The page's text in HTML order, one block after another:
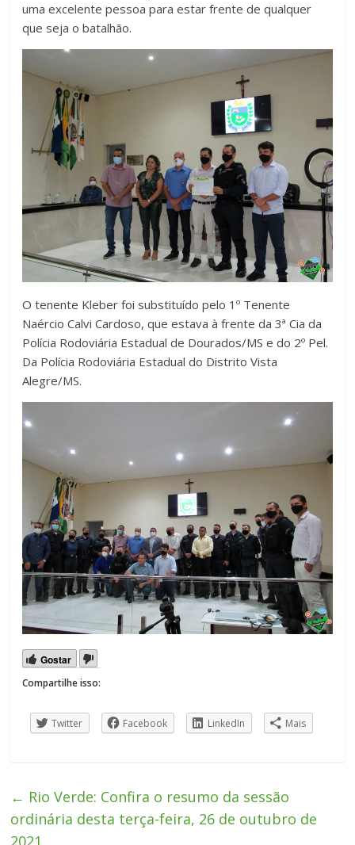
uma excelente pessoa para estar frente de qualquer
que seja o batalhão.
O tenente Kleber foi substituído pelo 1º Tenente
Naércio Calvi Cardoso, que estava à frente da 3ª Cia da
Polícia Rodoviária Estadual de Dourados/MS e do 2º Pel.
Da Polícia Rodoviária Estadual do Distrito Vista
Alegre/MS.
Gostar
Compartilhe isso:
Twitter Facebook LinkedIn Mais
← Rio Verde: Confira o resumo da sessão
ordinária desta terça-feira, 26 de outubro de
2021